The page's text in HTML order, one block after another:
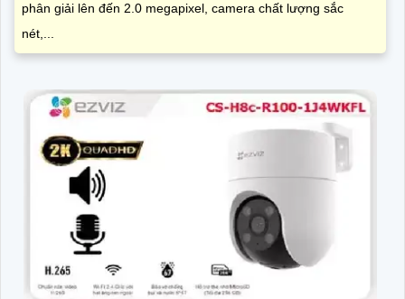
phân giải lên đến 2.0 megapixel, camera chất lượng sắc
nét,...